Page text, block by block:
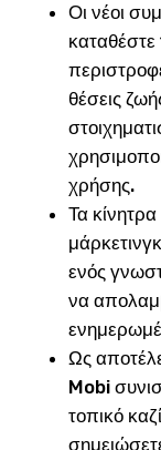
Οι νέοι
θέσεις
χρήσης.
Τα
ενός
να
Ως
Mobi
τοπικό